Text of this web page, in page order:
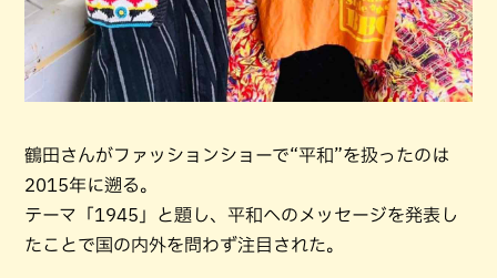
鶴田さんがファッションショーで“平和”を扱ったのは
2015年に遡る。
テーマ「1945」と題し、平和へのメッセージを発表し
たことで国の内外を問わず注目された。